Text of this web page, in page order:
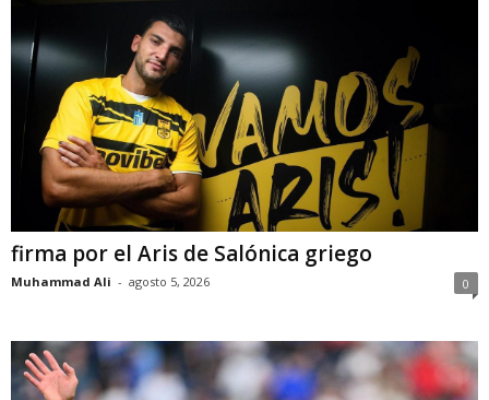
firma por el Aris de Salónica griego
Muhammad Ali - agosto 5, 2026 0